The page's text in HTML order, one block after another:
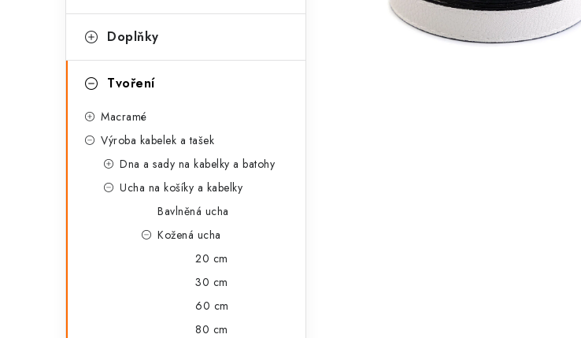
n
n
i
Doplňky
Tvoření
Macramé
Výroba kabelek a tašek
Dna a sady na kabelky a batohy
Ucha na košíky a kabelky
Bavlněná ucha
Kožená ucha
20 cm
30 cm
60 cm
80 cm